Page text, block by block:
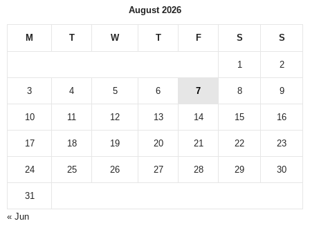
August 2026
M T W T F S S
1 2
3 4 5 6 7 8 9
10 11 12 13 14 15 16
17 18 19 20 21 22 23
24 25 26 27 28 29 30
31
« Jun